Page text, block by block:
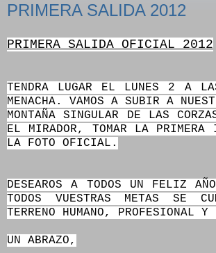
PRIMERA SALIDA 2012
PRIMERA SALIDA OFICIAL 2012
TENDRA LUGAR EL LUNES 2 A
MENACHA. VAMOS A SUBIR A
MONTAÑA SINGULAR DE LAS
EL MIRADOR, TOMAR LA PRIMERA
LA FOTO OFICIAL.
DESEAROS A TODOS UN FELIZ
TODOS VUESTRAS METAS SE
TERRENO HUMANO, PROFESIONAL Y
UN ABRAZO,